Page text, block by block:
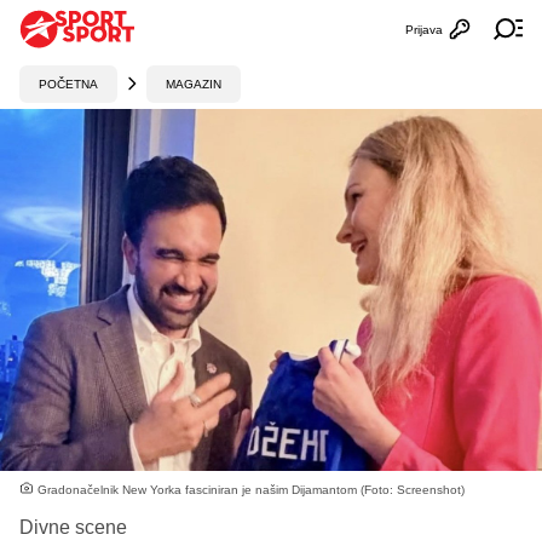
Otvori
Prijava
POČETNA MAGAZIN
Gradonačelnik New Yorka fasciniran je našim Dijamantom (Foto: Screenshot)
Divne scene